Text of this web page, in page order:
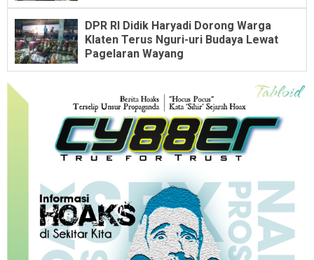
DPR RI Didik Haryadi Dorong Warga
Klaten Terus Nguri-uri Budaya Lewat
Pagelaran Wayang